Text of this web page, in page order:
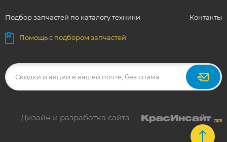
Подбор запчастей по каталогу техники Контакты
Помощь с подбором запчастей
Дизайн и разработка сайта — 2020